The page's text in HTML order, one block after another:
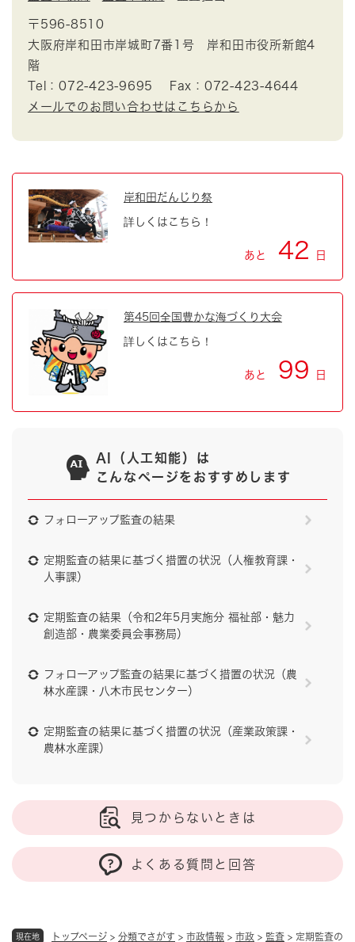
現在地 トップページ > 分類でさがす > 市政情報 > 市政 > 監査 > 定期監査の
〒596-8510
大阪府岸和田市岸城町7番1号 岸和田市役所新館4
階
Tel：072-423-9695
Fax：072-423-4644
メールでのお問い合わせはこちらから
岸和田だんじり祭
詳しくはこちら！
あと 42 日
第45回全国豊かな海づくり大会
詳しくはこちら！
あと 99 日
AI（人工知能）は
こんなページをおすすめします
フォローアップ監査の結果
定期監査の結果に基づく措置の状況（人権教育課・
人事課）
定期監査の結果（令和2年5月実施分 福祉部・魅力
創造部・農業委員会事務局）
フォローアップ監査の結果に基づく措置の状況（農
林水産課・八木市民センター）
定期監査の結果に基づく措置の状況（産業政策課・
農林水産課）
見つからないときは
よくある質問と回答